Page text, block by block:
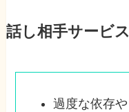
話し相手サービ
過度な依存